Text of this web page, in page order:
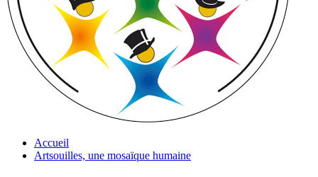
Accueil
Artsouilles, une mosaïque humaine